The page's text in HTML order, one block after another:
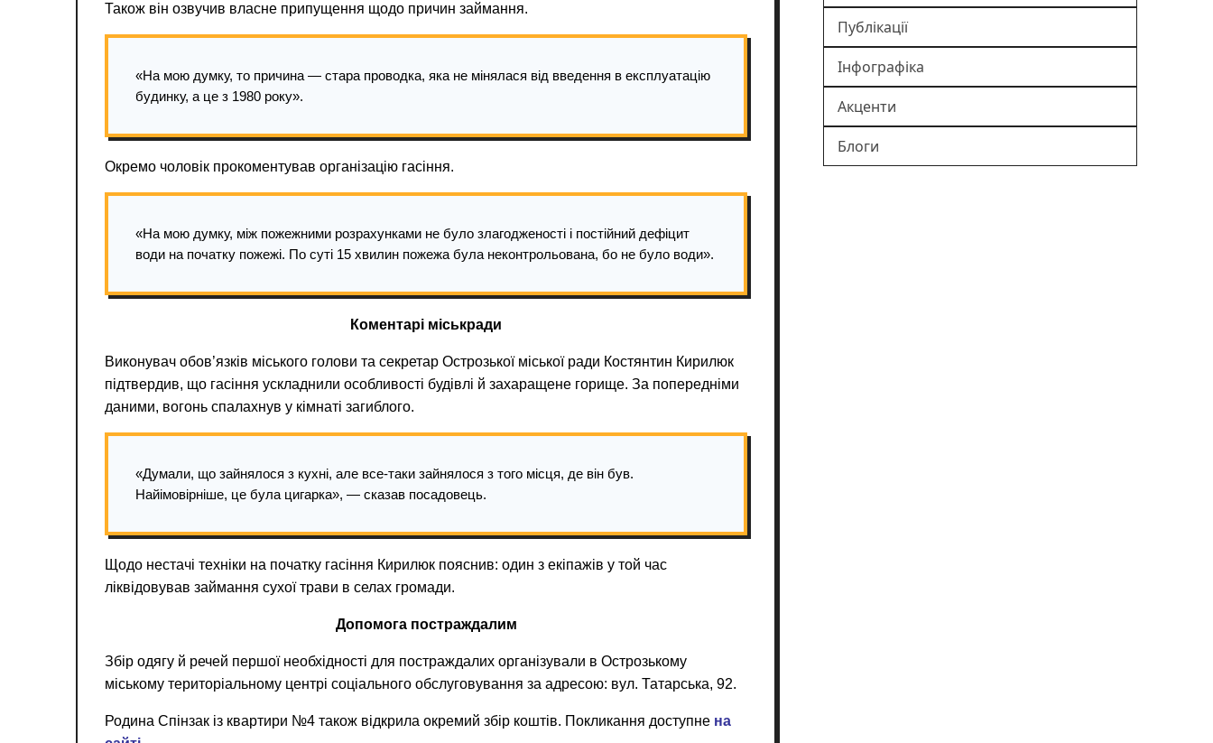
Також він озвучив власне припущення щодо причин займання.
«На мою думку, то причина — стара проводка, яка не мінялася від введення в експлуатацію
будинку, а це з 1980 року».
Окремо чоловік прокоментував організацію гасіння.
«На мою думку, між пожежними розрахунками не було злагодженості і постійний дефіцит
води на початку пожежі. По суті 15 хвилин пожежа була неконтрольована, бо не було води».
Коментарі міськради
Виконувач обов’язків міського голови та секретар Острозької міської ради Костянтин Кирилюк
підтвердив, що гасіння ускладнили особливості будівлі й захаращене горище. За попередніми
даними, вогонь спалахнув у кімнаті загиблого.
«Думали, що зайнялося з кухні, але все-таки зайнялося з того місця, де він був.
Найімовірніше, це була цигарка», — сказав посадовець.
Щодо нестачі техніки на початку гасіння Кирилюк пояснив: один з екіпажів у той час
ліквідовував займання сухої трави в селах громади.
Допомога постраждалим
Збір одягу й речей першої необхідності для постраждалих організували в Острозькому
міському територіальному центрі соціального обслуговування за адресою: вул. Татарська, 92.
Родина Спінзак із квартири №4 також відкрила окремий збір коштів. Покликання доступне на
Публікації
Інфографіка
Акценти
Блоги